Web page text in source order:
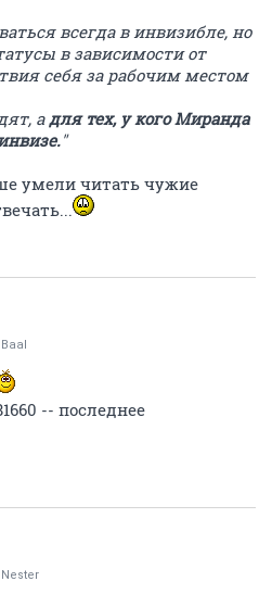
всегда в инвизибле, но
в зависимости от
себя за рабочим местом
адля тех, у кого Миранда
"
умели читать чужие
Baal
-- последнее
Nestеr